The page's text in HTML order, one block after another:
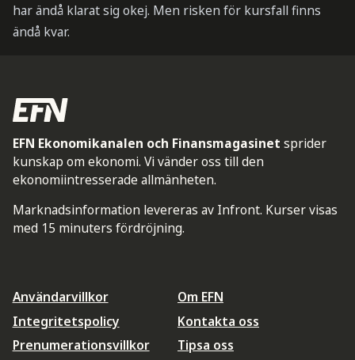
har ändå klarat sig okej. Men risken för kursfall finns
ändå kvar.
EFN Ekonomikanalen och Finansmagasinet sprider
kunskap om ekonomi. Vi vänder oss till den
ekonomiintresserade allmänheten.
Marknadsinformation levereras av Infront. Kurser visas
med 15 minuters fördröjning.
Användarvillkor
Integritetspolicy
Prenumerationsvillkor
Om EFN
Kontakta oss
Tipsa oss